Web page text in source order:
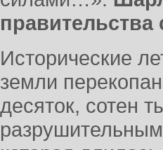
Исторические
земли
десяток, сотен